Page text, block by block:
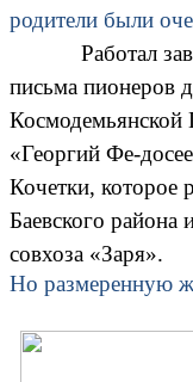
родители были
Работал
письма пионеров
Космодемьянской
«Георгий Фе-
Кочетки, которое
Баевского района
совхоза «Заря».
Но размеренную